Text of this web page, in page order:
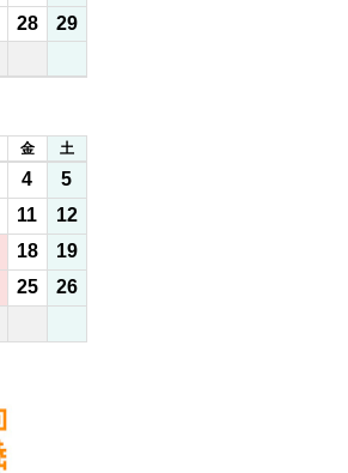
28
29
金 土
4
5
11
12
18
19
25
26